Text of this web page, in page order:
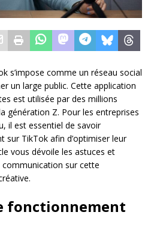
s’impose comme un réseau social
un large public. Cette application
est utilisée par des millions
génération Z. Pour les entreprises
il est essentiel de savoir
sur TikTok afin d’optimiser leur
vous dévoile les astuces et
sur cette
fonctionnement